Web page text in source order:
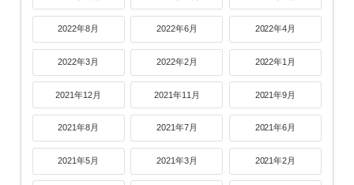
2022年8月 2022年6月 2022年4月
2022年3月 2022年2月 2022年1月
2021年12月 2021年11月 2021年9月
2021年8月 2021年7月 2021年6月
2021年5月 2021年3月 2021年2月